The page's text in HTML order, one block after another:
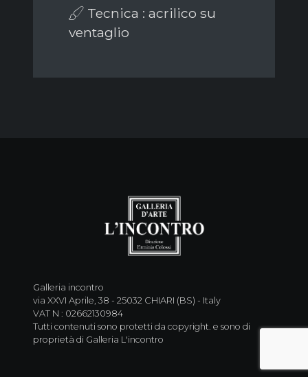
Tecnica : acrilico su
ventaglio
Galleria incontro
via XXVI Aprile, 38 - 25032 CHIARI (BS) - Italy
VAT N : 02662130984
Tutti contenuti sono protetti da copyright. e sono di
proprietà di Galleria L'incontro